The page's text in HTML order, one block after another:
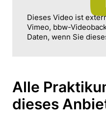
Dieses Video ist
Vimeo, bbw-
Daten, wenn Sie
Alle
dieses